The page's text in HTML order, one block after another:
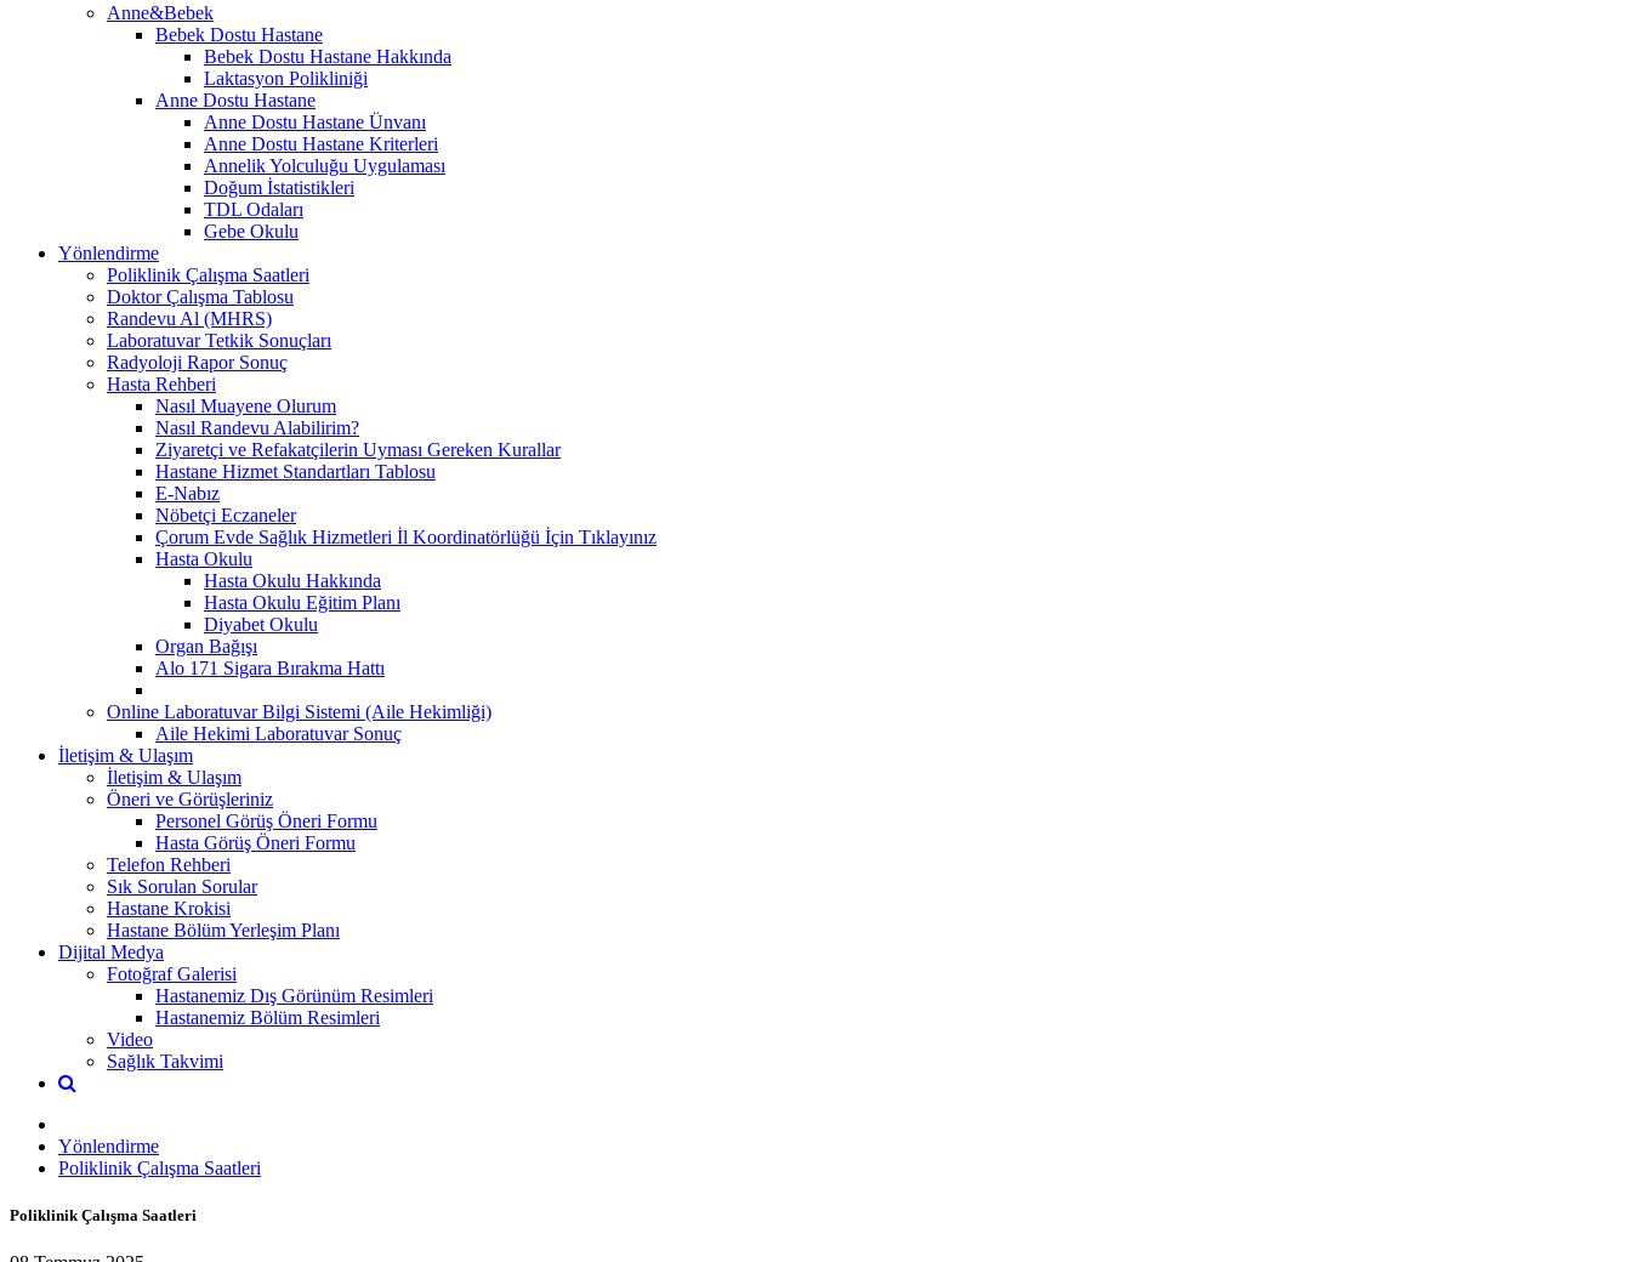
Anne&Bebek
Bebek Dostu Hastane
Bebek Dostu Hastane Hakkında
Laktasyon Polikliniği
Anne Dostu Hastane
Anne Dostu Hastane Ünvanı
Anne Dostu Hastane Kriterleri
Annelik Yolculuğu Uygulaması
Doğum İstatistikleri
TDL Odaları
Gebe Okulu
Yönlendirme
Poliklinik Çalışma Saatleri
Doktor Çalışma Tablosu
Randevu Al (MHRS)
Laboratuvar Tetkik Sonuçları
Radyoloji Rapor Sonuç
Hasta Rehberi
Nasıl Muayene Olurum
Nasıl Randevu Alabilirim?
Ziyaretçi ve Refakatçilerin Uyması Gereken Kurallar
Hastane Hizmet Standartları Tablosu
E-Nabız
Nöbetçi Eczaneler
Çorum Evde Sağlık Hizmetleri İl Koordinatörlüğü İçin Tıklayınız
Hasta Okulu
Hasta Okulu Hakkında
Hasta Okulu Eğitim Planı
Diyabet Okulu
Organ Bağışı
Alo 171 Sigara Bırakma Hattı
Online Laboratuvar Bilgi Sistemi (Aile Hekimliği)
Aile Hekimi Laboratuvar Sonuç
İletişim & Ulaşım
İletişim & Ulaşım
Öneri ve Görüşleriniz
Personel Görüş Öneri Formu
Hasta Görüş Öneri Formu
Telefon Rehberi
Sık Sorulan Sorular
Hastane Krokisi
Hastane Bölüm Yerleşim Planı
Dijital Medya
Fotoğraf Galerisi
Hastanemiz Dış Görünüm Resimleri
Hastanemiz Bölüm Resimleri
Video
Sağlık Takvimi
Yönlendirme
Poliklinik Çalışma Saatleri
Poliklinik Çalışma Saatleri